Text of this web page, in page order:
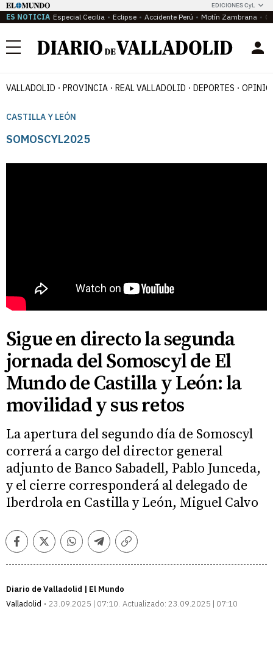
EDICIONES CyL
ES NOTICIA Especial Cecilia Eclipse Accidente Perú Motín Zambrana
Menú
VALLADOLID PROVINCIA REAL VALLADOLID DEPORTES
CASTILLA Y LEÓN
SOMOSCYL2025
Sigue en directo la segunda
jornada del Somoscyl de El
Mundo de Castilla y León: la
movilidad y sus retos
La apertura del segundo día de Somoscyl
correrá a cargo del director general
adjunto de Banco Sabadell, Pablo Junceda,
y el cierre corresponderá al delegado de
Iberdrola en Castilla y León, Miguel Calvo
FacebookTwitterWhatsappTelegramCopiar
Diario de Valladolid | El Mundo
Valladolid
23.09.2025 | 07:10 Actualizado: 23.09.2025 | 07:10